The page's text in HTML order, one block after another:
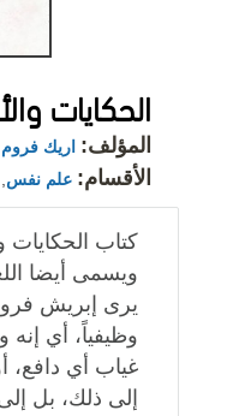
الحكايات
المؤلف: اريك فروم
الأقسام: علم نفس,
كتاب الحكايات
ويسمى أيضا
يرى إبريش
وظيفياً، أي إنه
غياب أي دافع،
إلى ذلك، بل